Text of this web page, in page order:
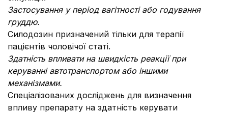
Застосування у період вагітності або годування
груддю.
Силодозин призначений тільки для терапії
пацієнтів чоловічої статі.
Здатність впливати на швидкість реакції при
керуванні автотранспортом або іншими
механізмами.
Спеціалізованих досліджень для визначення
впливу препарату на здатність керувати